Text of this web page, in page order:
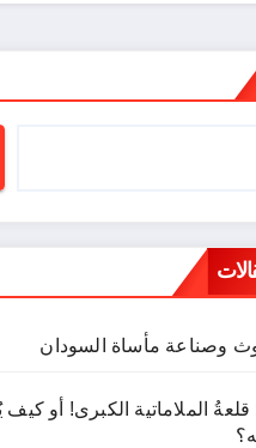
وصناعة مأساة السودان
قلعةُ الملاماتية الكبرى! أو